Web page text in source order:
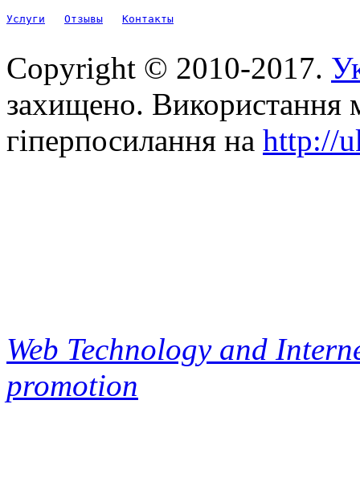
Услуги Отзывы Контакты
Copyright © 2010-2017.
захищено. Використання
гіперпосилання на http://
Web Technology and
promotion